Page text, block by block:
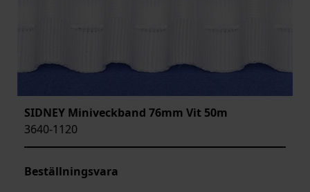
SIDNEY Miniveckband 76mm Vit 50m
3640-1120
Beställningsvara